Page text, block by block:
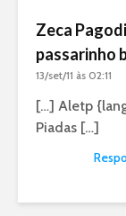
Zeca
passarinho
13/set/11 às 02:11
[…] Aletp
Piadas […]